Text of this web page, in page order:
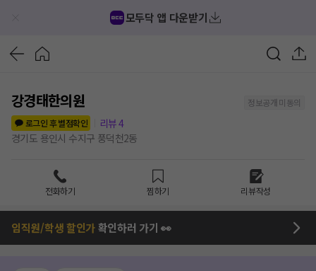
모두닥 앱 다운받기
강경태한의원
정보공개 미동의
로그인 후 별점확인
리뷰4
경기도 용인시 수지구 풍덕천2동
전화하기 찜하기 리뷰작성
임직원/학생 할인가확인하러 가기 👀